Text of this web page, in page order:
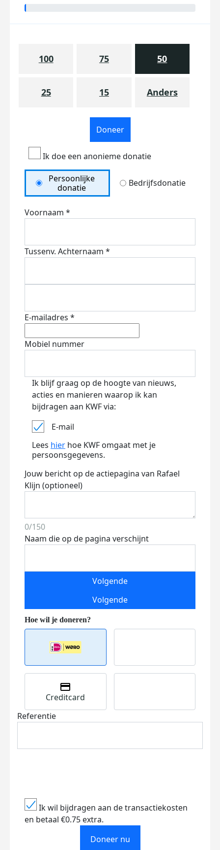
100 75 50
25 15 Anders
Doneer
Ik doe een anonieme donatie
Persoonlijke
donatie
Bedrijfsdonatie
Voornaam *
Tussenv. Achternaam *
E-mailadres *
Mobiel nummer
Ik blijf graag op de hoogte van nieuws,
acties en manieren waarop ik kan
bijdragen aan KWF via:
E-mail
Lees hier hoe KWF omgaat met je
persoonsgegevens.
Jouw bericht op de actiepagina van Rafael
Klijn (optioneel)
0/150
Naam die op de pagina verschijnt
Volgende
Volgende
Creditcard
Referentie
Ik wil bijdragen aan de transactiekosten
en betaal €0.75 extra.
Doneer nu